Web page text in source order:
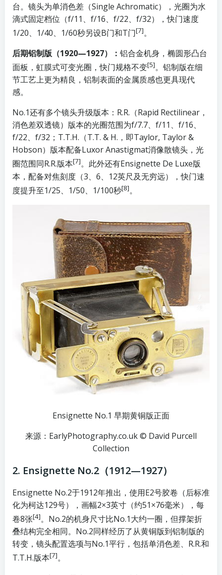
台。镜头为单消色差（Single Achromatic），光圈为水
滴式固定档位（f/11、f/16、f/22、f/32），快门速度
1/20、1/40、1/60秒另设B门和T门[7]。
后期铝制版（1920—1927）： 铝合金机身，椭圆形凸台
面板，虹膜式可变光圈，快门规格不变[5]。铝制版在细
节工艺上更为精良，铝制表面的金属质感也更具现代
感。
No.1还有多个镜头升级版本：R.R.（Rapid Rectilinear，
消色差双透镜）版本的光圈范围为f/7.7、f/11、f/16、
f/22、f/32；T.T.H.（T.T. & H.，即Taylor, Taylor &
Hobson）版本配备Luxor Anastigmat消像散镜头，光
圈范围同R.R.版本[7]。此外还有Ensignette De Luxe版
本，配备对焦刻度（3、6、12英尺及无穷远），快门速
度提升至1/25、1/50、1/100秒[8]。
Ensignette No.1 早期黄铜版正面
来源：EarlyPhotography.co.uk © David Purcell
Collection
2. Ensignette No.2（1912—1927）
Ensignette No.2于1912年推出，使用E2号胶卷（后标准
化为柯达129号），画幅2×3英寸（约51×76毫米），每
卷8张[4]。No.2的机身尺寸比No.1大约一圈，但撑架折
叠结构完全相同。No.2同样经历了从黄铜版到铝制版的
转变，镜头配置选项与No.1平行，包括单消色差、R.R.和
T.T.H.版本[7]。